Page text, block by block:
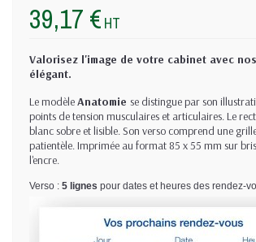
39,17 € HT
Valorisez l'image de votre cabinet avec
élégant.
Le modèleAnatomie se distingue par son
points de tension musculaires et articulaires. Le
blanc sobre et lisible. Son verso comprend une
patientèle. Imprimée au format 85 x 55 mm sur
l'encre.
Verso : 5 lignes pour dates et heures des rendez-